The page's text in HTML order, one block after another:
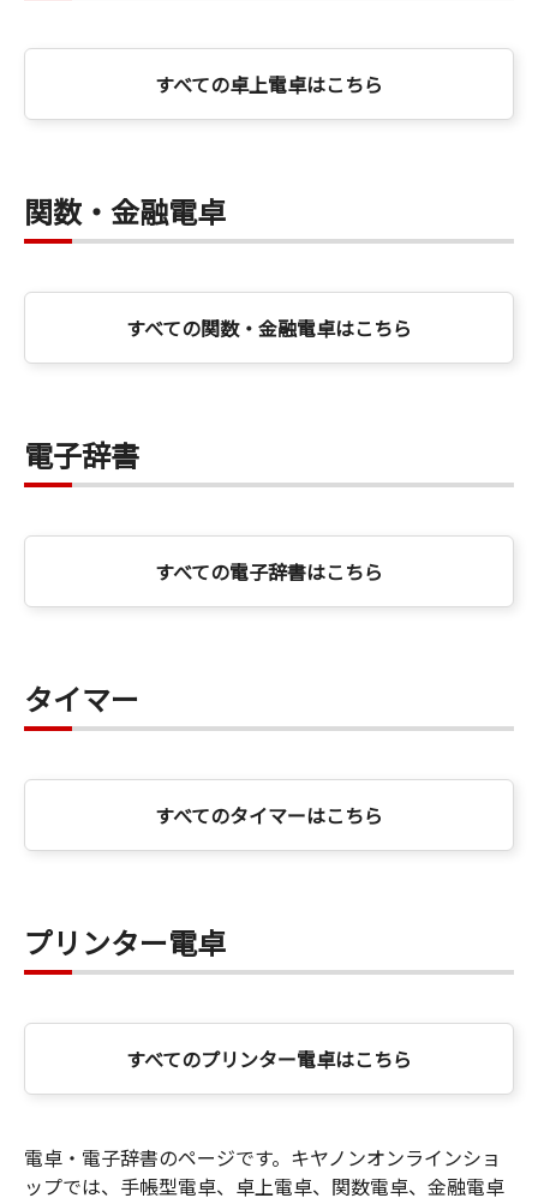
すべての卓上電卓はこちら
関数・金融電卓
すべての関数・金融電卓はこちら
電子辞書
すべての電子辞書はこちら
タイマー
すべてのタイマーはこちら
プリンター電卓
すべてのプリンター電卓はこちら
電卓・電子辞書のページです。キヤノンオンラインショ
ップでは、手帳型電卓、卓上電卓、関数電卓、金融電卓